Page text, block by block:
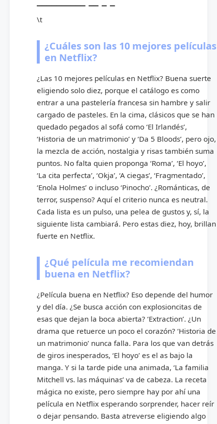
\t
¿Cuáles son las 10 mejores películas
en Netflix?
¿Las 10 mejores películas en Netflix? Buena suerte
eligiendo solo diez, porque el catálogo es como
entrar a una pastelería francesa sin hambre y salir
cargado de pasteles. En la cima, clásicos que se han
quedado pegados al sofá como ‘El Irlandés’,
‘Historia de un matrimonio’ y ‘Da 5 Bloods’, pero ojo,
la mezcla de acción, nostalgia y risas también suma
puntos. No falta quien proponga ‘Roma’, ‘El hoyo’,
‘La cita perfecta’, ‘Okja’, ‘A ciegas’, ‘Fragmentado’,
‘Enola Holmes’ o incluso ‘Pinocho’. ¿Románticas, de
terror, suspenso? Aquí el criterio nunca es neutral.
Cada lista es un pulso, una pelea de gustos y, sí, la
siguiente lista cambiará. Pero estas diez, hoy, brillan
fuerte en Netflix.
¿Qué película me recomiendan
buena en Netflix?
¿Película buena en Netflix? Eso depende del humor
y del día. ¿Se busca acción con explosioncitas de
esas que dejan la boca abierta? ‘Extraction’. ¿Un
drama que retuerce un poco el corazón? ‘Historia de
un matrimonio’ nunca falla. Para los que van detrás
de giros inesperados, ‘El hoyo’ es el as bajo la
manga. Y si la tarde pide una animada, ‘La familia
Mitchell vs. las máquinas’ va de cabeza. La receta
mágica no existe, pero siempre hay por ahí una
película en Netflix esperando sorprender, hacer reír
o dejar pensando. Basta atreverse eligiendo algo